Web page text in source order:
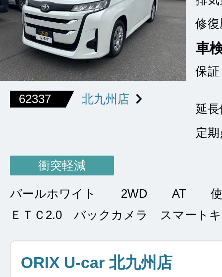
62337 北九州店
修復
車
保証
延
定
衝突軽減
パールホワイト 2WD AT
ＥＴＣ2.0 バックカメラ スマート
ORIX U-car 北九州店